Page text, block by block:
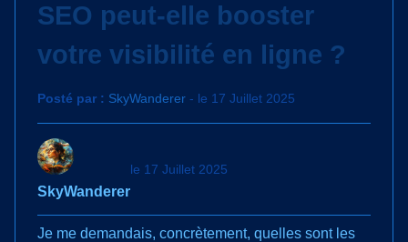
SEO peut-elle booster
votre visibilité en ligne ?
Posté par : SkyWanderer - le 17 Juillet 2025
SkyWanderer
le 17 Juillet 2025
Je me demandais, concrètement, quelles sont les